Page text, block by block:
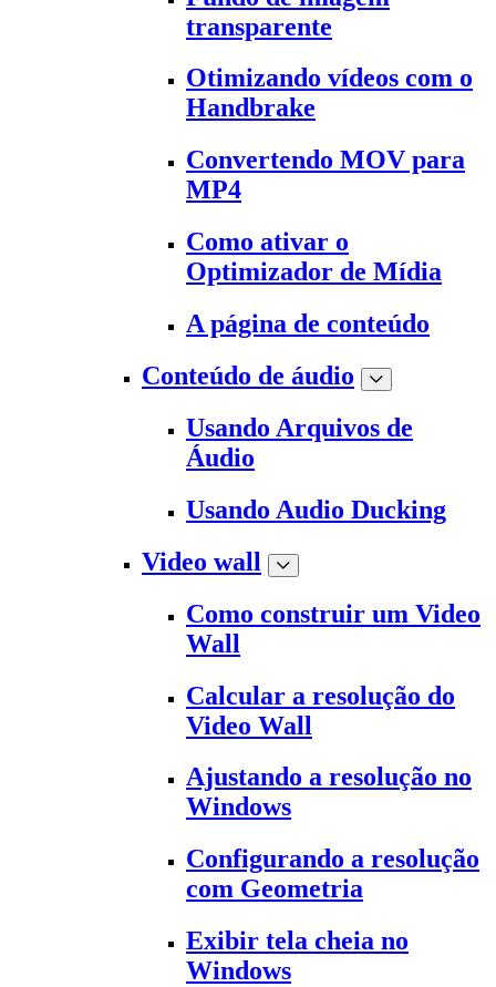
transparente
Otimizando vídeos com o
Handbrake
Convertendo MOV para
MP4
Como ativar o
Optimizador de Mídia
A página de conteúdo
Conteúdo de áudio
Usando Arquivos de
Áudio
Usando Audio Ducking
Video wall
Como construir um Video
Wall
Calcular a resolução do
Video Wall
Ajustando a resolução no
Windows
Configurando a resolução
com Geometria
Exibir tela cheia no
Windows